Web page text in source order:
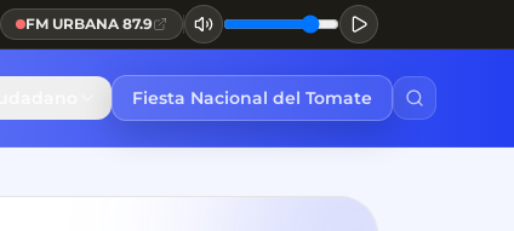
FM URBANA 87.9
Fiesta Nacional del Tomate